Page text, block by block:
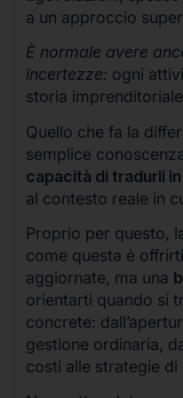
a un approccio
È normale avere
incertezze: ogni
storia
Quello che fa la
semplice
capacità di tradurli
al contesto reale in
Proprio per questo,
come questa è
aggiornate, ma una
orientarti quando si
concrete:
gestione ordinaria,
costi alle strategie